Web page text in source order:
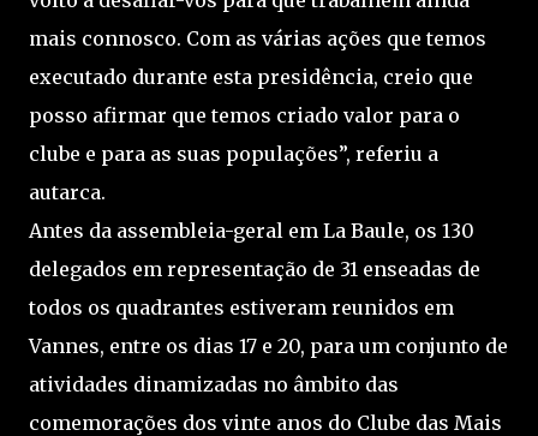
mais connosco. Com as várias ações que temos
executado durante esta presidência, creio que
posso afirmar que temos criado valor para o
clube e para as suas populações”, referiu a
autarca.
Antes da assembleia-geral em La Baule, os 130
delegados em representação de 31 enseadas de
todos os quadrantes estiveram reunidos em
Vannes, entre os dias 17 e 20, para um conjunto de
atividades dinamizadas no âmbito das
comemorações dos vinte anos do Clube das Mais